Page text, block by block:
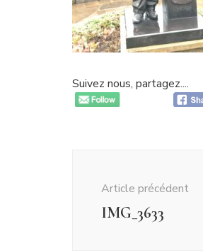
Suivez nous, partagez....
Article précédent
IMG_3633